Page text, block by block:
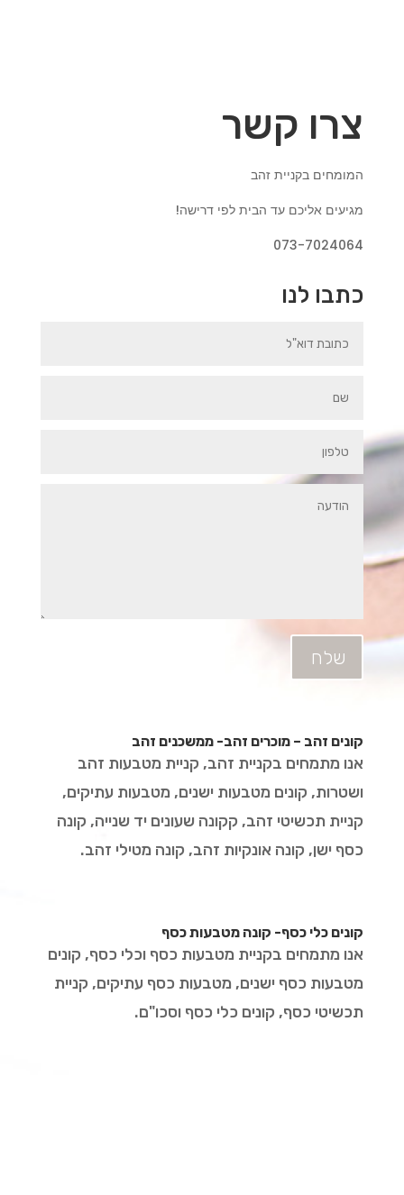
צרו קשר
המומחים בקניית זהב
מגיעים אליכם עד הבית לפי דרישה!
073-7024064
כתבו לנו
שלח
קונים זהב – מוכרים זהב- ממשכנים זהב
אנו מתמחים בקניית זהב, קניית מטבעות זהב
ושטרות, קונים מטבעות ישנים, מטבעות עתיקים,
קניית תכשיטי זהב, קקונה שעונים יד שנייה, קונה
כסף ישן, קונה אונקיות זהב, קונה מטילי זהב.
קונים כלי כסף- קונה מטבעות כסף
אנו מתמחים בקניית מטבעות כסף וכלי כסף, קונים
מטבעות כסף ישנים, מטבעות כסף עתיקים, קניית
תכשיטי כסף, קונים כלי כסף וסכו"ם.